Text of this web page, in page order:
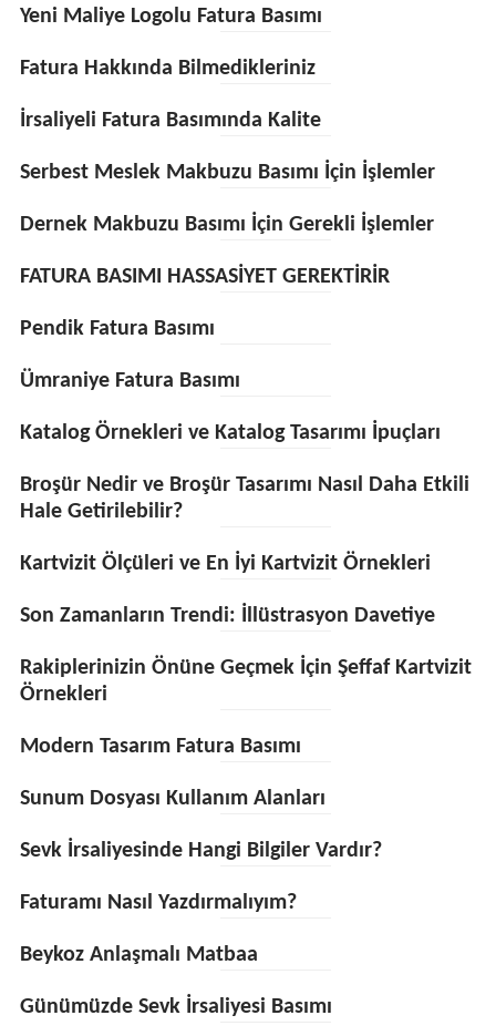
Yeni Maliye Logolu Fatura Basımı
Fatura Hakkında Bilmedikleriniz
İrsaliyeli Fatura Basımında Kalite
Serbest Meslek Makbuzu Basımı İçin İşlemler
Dernek Makbuzu Basımı İçin Gerekli İşlemler
FATURA BASIMI HASSASİYET GEREKTİRİR
Pendik Fatura Basımı
Ümraniye Fatura Basımı
Katalog Örnekleri ve Katalog Tasarımı İpuçları
Broşür Nedir ve Broşür Tasarımı Nasıl Daha Etkili
Hale Getirilebilir?
Kartvizit Ölçüleri ve En İyi Kartvizit Örnekleri
Son Zamanların Trendi: İllüstrasyon Davetiye
Rakiplerinizin Önüne Geçmek İçin Şeffaf Kartvizit
Örnekleri
Modern Tasarım Fatura Basımı
Sunum Dosyası Kullanım Alanları
Sevk İrsaliyesinde Hangi Bilgiler Vardır?
Faturamı Nasıl Yazdırmalıyım?
Beykoz Anlaşmalı Matbaa
Günümüzde Sevk İrsaliyesi Basımı